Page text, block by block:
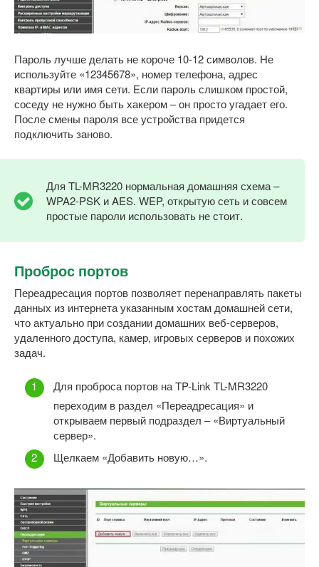
Пароль лучше делать не короче 10-12 символов. Не
используйте «12345678», номер телефона, адрес
квартиры или имя сети. Если пароль слишком простой,
соседу не нужно быть хакером – он просто угадает его.
После смены пароля все устройства придется
подключить заново.
Для TL-MR3220 нормальная домашняя схема –
WPA2-PSK и AES. WEP, открытую сеть и совсем
простые пароли использовать не стоит.
Проброс портов
Переадресация портов позволяет перенаправлять пакеты
данных из интернета указанным хостам домашней сети,
что актуально при создании домашних веб-серверов,
удаленного доступа, камер, игровых серверов и похожих
задач.
Для проброса портов на TP-Link TL-MR3220
переходим в раздел «Переадресация» и
открываем первый подраздел – «Виртуальный
сервер».
Щелкаем «Добавить новую…».